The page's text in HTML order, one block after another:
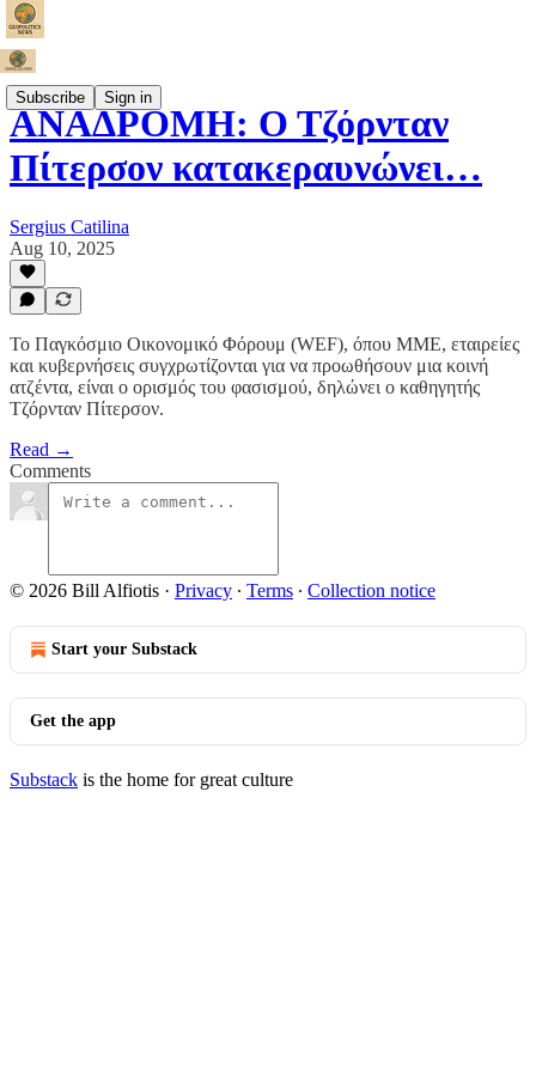
Subscribe Sign in
ΑΝΑΔΡΟΜΗ: Ο Τζόρνταν
Πίτερσον κατακεραυνώνει…
Sergius Catilina
Aug 10, 2025
Το Παγκόσμιο Οικονομικό Φόρουμ (WEF), όπου ΜΜΕ, εταιρείες
και κυβερνήσεις συγχρωτίζονται για να προωθήσουν μια κοινή
ατζέντα, είναι ο ορισμός του φασισμού, δηλώνει ο καθηγητής
Τζόρνταν Πίτερσον.
Read →
Comments
© 2026 Bill Alfiotis · Privacy ∙ Terms ∙ Collection notice
Start your Substack
Get the app
Substack is the home for great culture